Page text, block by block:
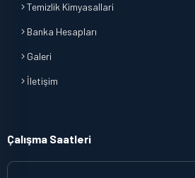
Temizlik Kimyasallari
Banka Hesapları
Galeri
İletişim
Çalışma Saatleri